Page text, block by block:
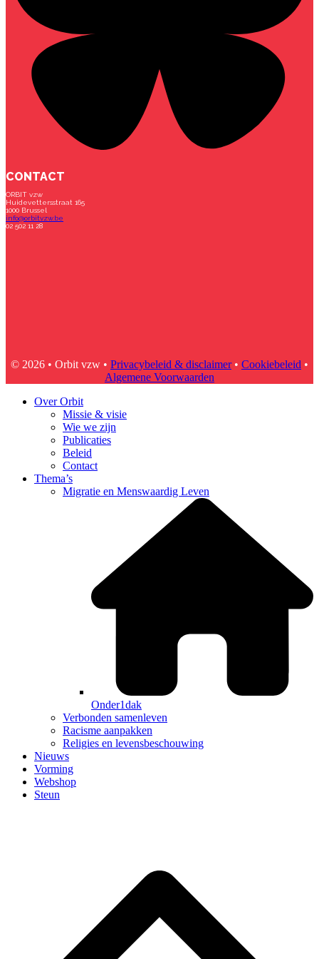
CONTACT
ORBIT vzw
Huidevettersstraat 165
1000 Brussel
info@orbitvzw.be
02 502 11 28
© 2026 • Orbit vzw • Privacybeleid & disclaimer• Cookiebeleid •
Algemene Voorwaarden
Over Orbit
Missie & visie
Wie we zijn
Publicaties
Beleid
Contact
Thema’s
Migratie en Menswaardig Leven
Onder1dak
Verbonden samenleven
Racisme aanpakken
Religies en levensbeschouwing
Nieuws
Vorming
Webshop
Steun